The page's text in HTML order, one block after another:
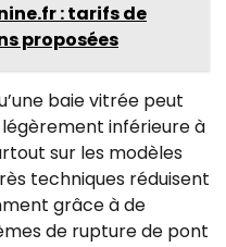
: tarifs de
proposées
baie vitrée peut
inférieure à
sur les modèles
techniques réduisent
grâce à de
de rupture de pont